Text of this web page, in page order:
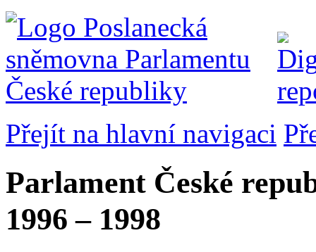
Přejít na hlavní navigaci
Parlament České
1996 – 1998